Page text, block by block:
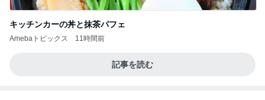
キッチンカーの丼と抹茶パフェ
Amebaトピックス 11時間前
記事を読む